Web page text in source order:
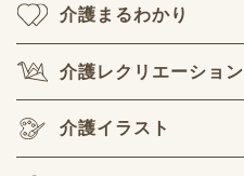
介護まるわかり
介護レクリエーション
介護イラスト